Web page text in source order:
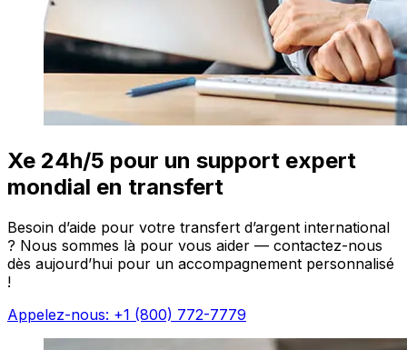
Xe 24h/5 pour un support expert
mondial en transfert
Besoin d’aide pour votre transfert d’argent international
? Nous sommes là pour vous aider — contactez-nous
dès aujourd’hui pour un accompagnement personnalisé
!
Appelez-nous: +1 (800) 772-7779